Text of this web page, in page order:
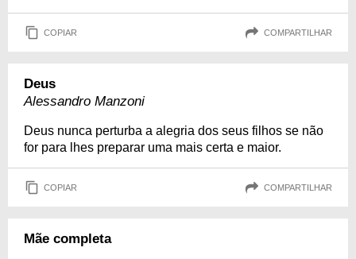
COPIAR COMPARTILHAR
Deus
Alessandro Manzoni
Deus nunca perturba a alegria dos seus filhos se não
for para lhes preparar uma mais certa e maior.
COPIAR COMPARTILHAR
Mãe completa